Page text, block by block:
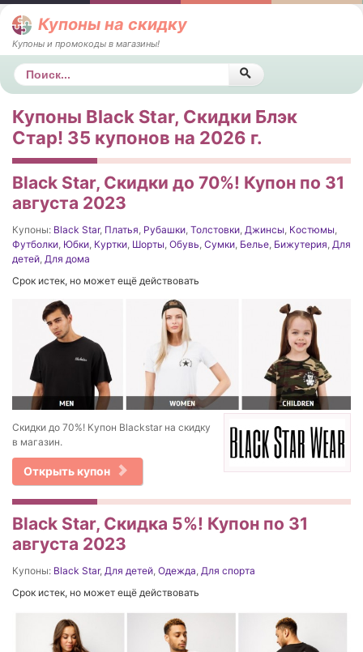
Купоны на скидку
Купоны и промокоды в магазины!
Поиск
Купоны Black Star, Скидки Блэк
Стар! 35 купонов на 2026 г.
Black Star, Скидки до 70%! Купон по 31
августа 2023
Купоны: Black Star, Платья, Рубашки, Толстовки, Джинсы, Костюмы,
Футболки, Юбки, Куртки, Шорты, Обувь, Сумки, Белье, Бижутерия, Для
детей, Для дома
Срок истек, но может ещё действовать
Скидки до 70%! Купон Blackstar на скидку
в магазин.
Открыть купон
Black Star, Скидка 5%! Купон по 31
августа 2023
Купоны: Black Star, Для детей Одежда Для спорта
Срок истек, но может ещё действовать